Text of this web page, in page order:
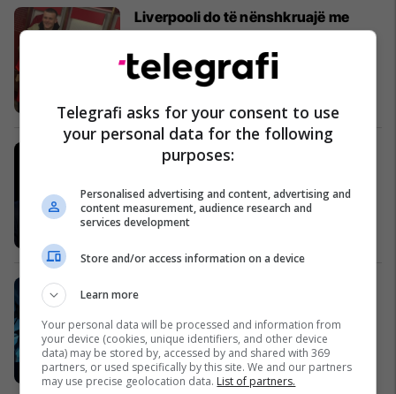
Liverpooli do të nënshkruajë me
talentin e Celticut, Ben Doak
Premier League
Durmishi: Nuk e marr seriozisht
janë lodhë meshkujt
Siguri
eSports
Telegrafi asks for your consent to use
your personal data for the following
purposes:
Personalised advertising and content, advertising and
content measurement, audience research and
services development
Store and/or access information on a device
Learn more
Your personal data will be processed and information from
your device (cookies, unique identifiers, and other device
data) may be stored by, accessed by and shared with 369
partners, or used specifically by this site. We and our partners
may use precise geolocation data. List of partners.